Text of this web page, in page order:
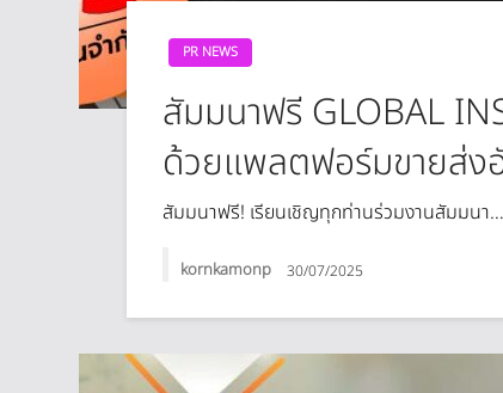
PR NEWS
สัมมนาฟรี GLOBAL
ด้วยแพลตฟอร์มขายส่
สัมมนาฟรี! เรียนเชิญทุกท่านร่วมงานสัมมนา…
kornkamonp 30/07/2025